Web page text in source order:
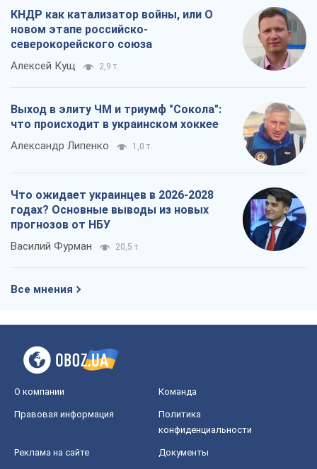
КНДР как катализатор войны, или О
новом этапе российско-
северокорейского союза
Алексей Кущ 2,9 т.
Выход в элиту ЧМ и триумф "Сокола":
что происходит в украинском хоккее
Александр Липенко 1,0 т.
Что ожидает украинцев в 2026-2028
годах? Основные выводы из новых
прогнозов от НБУ
Василий Фурман 20,5 т.
Все мнения
О компании Команда
Правовая информация
Политика
конфиденциальности
Реклама на сайте Документы